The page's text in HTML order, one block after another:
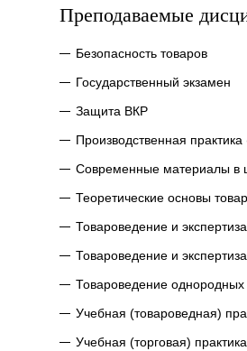
Преподаваемые
Безопасность товаров
Государственный экзамен
Защита ВКР
Производственная
Современные материалы в
Теоретические основы
Товароведение и
Товароведение и
Товароведение однородных
Учебная (товароведная)
Учебная (торговая)